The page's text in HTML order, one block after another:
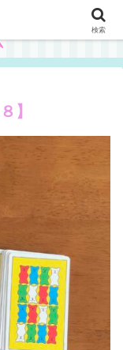
】
検索